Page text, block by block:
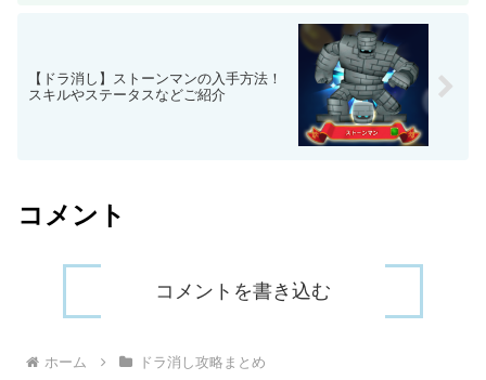
【ドラ消し】ストーンマンの入手方法！
スキルやステータスなどご紹介
コメント
コメントを書き込む
ホーム ドラ消し攻略まとめ